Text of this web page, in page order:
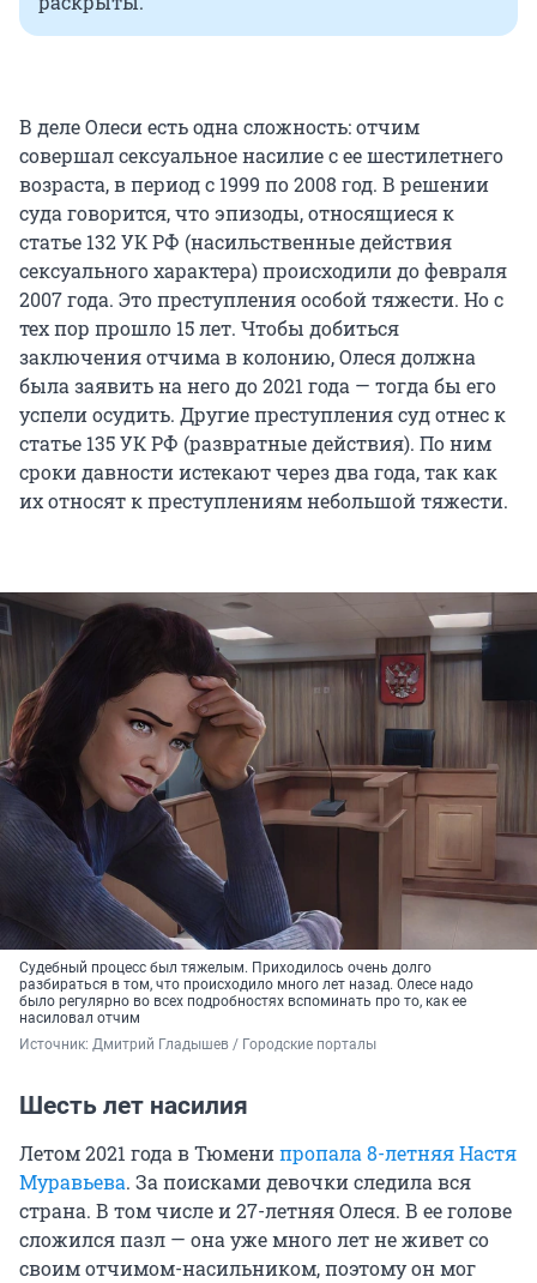
В деле Олеси есть одна сложность: отчим
совершал сексуальное насилие с ее шестилетнего
возраста, в период с 1999 по 2008 год. В решении
суда говорится, что эпизоды, относящиеся к
статье 132 УК РФ (насильственные действия
сексуального характера) происходили до февраля
2007 года. Это преступления особой тяжести. Но с
тех пор прошло 15 лет. Чтобы добиться
заключения отчима в колонию, Олеся должна
была заявить на него до 2021 года — тогда бы его
успели осудить. Другие преступления суд отнес к
статье 135 УК РФ (развратные действия). По ним
сроки давности истекают через два года, так как
их относят к преступлениям небольшой тяжести.
Судебный процесс был тяжелым. Приходилось очень долго
разбираться в том, что происходило много лет назад. Олесе надо
было регулярно во всех подробностях вспоминать про то, как ее
насиловал отчим
Источник: Дмитрий Гладышев / Городские порталы
Шесть лет насилия
Летом 2021 года в Тюменипропала 8-летняя Настя
Муравьева. За поисками девочки следила вся
страна. В том числе и 27-летняя Олеся. В ее голове
сложился пазл — она уже много лет не живет со
своим отчимом-насильником, поэтому он мог